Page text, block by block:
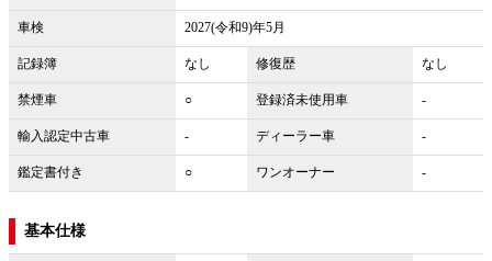
車検 2027(令和9)年5月
記録簿 なし 修復歴 なし
禁煙車 ○ 登録済未使用車 -
輸入認定中古車 - ディーラー車 -
鑑定書付き ○ ワンオーナー -
基本仕様